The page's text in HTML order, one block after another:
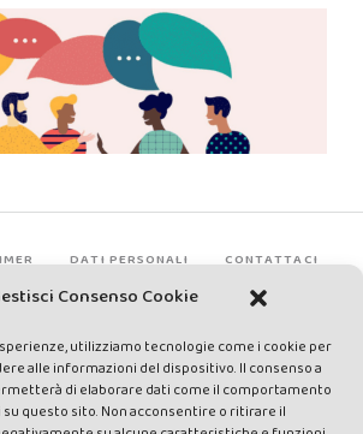
Consenso Cookie
utilizziamo tecnologie come i cookie per
alle informazioni del dispositivo. Il consenso a
di elaborare dati come il comportamento
su questo sito. Non acconsentire o ritirare il
DATI PERSONALI CONTATTACI